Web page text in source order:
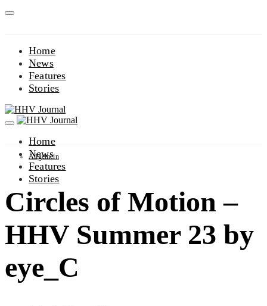
Home
News
Features
Stories
Home
News
Features
Stories
Allgemein
Circles of Motion –
HHV Summer 23 by
eye_C